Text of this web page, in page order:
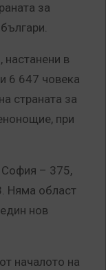
за
настанени в
6 647 човека
страната за
при
София – 375,
Няма област
нов
началото на